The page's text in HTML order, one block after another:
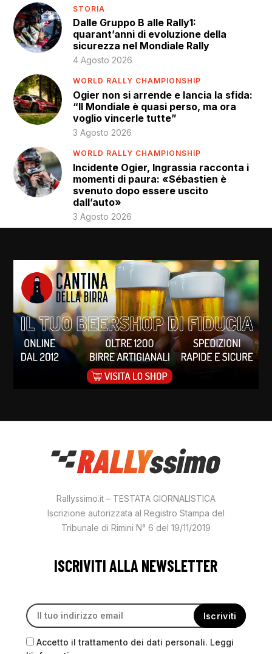
STORIA
Dalle Gruppo B alle Rally1:
quarant’anni di evoluzione della
sicurezza nel Mondiale Rally
4 Agosto 2026
WORLD RALLY CHAMPIONSHIP
Ogier non si arrende e lancia la sfida:
“Il Mondiale è quasi perso, ma ora
voglio vincerle tutte”
3 Agosto 2026
WORLD RALLY CHAMPIONSHIP
Incidente Ogier, Ingrassia racconta i
momenti di paura: «Sébastien è
svenuto dopo essere uscito
dall’auto»
3 Agosto 2026
Rallyssimo.it – TESTATA GIORNALISTICA
Iscrizione autorizzata al Registro Stampa del
Tribunale di Rimini N° 6 del 19/11/2019
ISCRIVITI ALLA NEWSLETTER
Accetto il trattamento dei dati personali. Leggi